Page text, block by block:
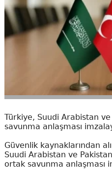
Türkiye, Suudi Arabistan
savunma anlaşması
Güvenlik kaynaklarından
Suudi Arabistan ve
ortak savunma anlaşması